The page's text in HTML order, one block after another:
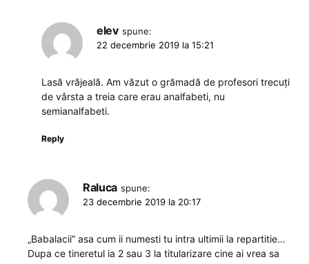
elev spune:
22 decembrie 2019 la 15:21
Lasă vrăjeală. Am văzut o grămadă de profesori trecuți
de vârsta a treia care erau analfabeti, nu
semianalfabeti.
Reply
Raluca spune:
23 decembrie 2019 la 20:17
„Babalacii” asa cum ii numesti tu intra ultimii la repartitie…
Dupa ce tineretul ia 2 sau 3 la titularizare cine ai vrea sa